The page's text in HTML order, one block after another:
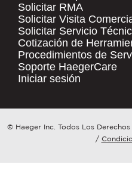
COMPANY NAME*
COUNTRY
REGARDING?*
.
QUICK LINKS
Products
Resources
Contact Us
Tooling Wizard
Solicitar RMA
Solicitar Visita
Solicitar Servicio
Cotización de
Procedimientos de
Soporte HaegerCare
Iniciar sesión
© Haeger Inc. Todos Los Derechos
/